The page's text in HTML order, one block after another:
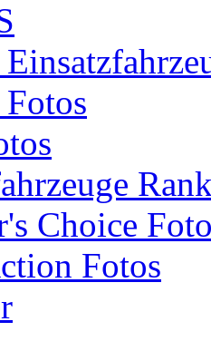
Fotos
Choice
Fotos